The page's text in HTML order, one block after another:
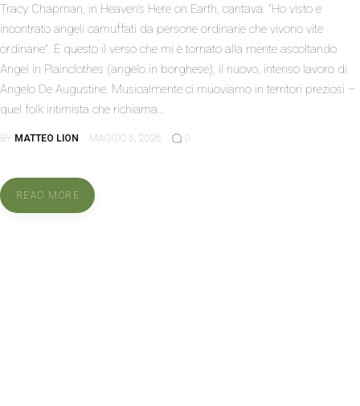
Tracy Chapman, in Heaven's Here on Earth, cantava: "Ho visto e
incontrato angeli camuffati da persone ordinarie che vivono vite
ordinarie". È questo il verso che mi è tornato alla mente ascoltando
Angel in Plainclothes (angelo in borghese), il nuovo, intenso lavoro di
Angelo De Augustine. Musicalmente ci muoviamo in territori preziosi –
quel folk intimista che richiama…
BY MATTEO LION MAGGIO 5, 2026 0
READ MORE